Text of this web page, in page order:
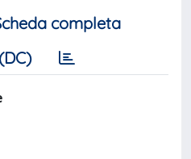
completa